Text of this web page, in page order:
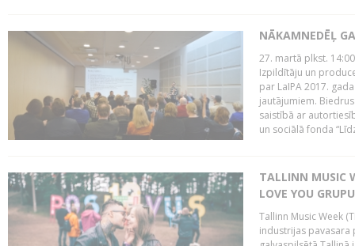
NĀKAMNEDĒĻ
27. martā plkst.
Izpildītāju un
par LaIPA 2017.
jautājumiem.
saistībā ar
un sociālā fonda
TALLINN MUSIC
LOVE YOU
Tallinn Music Week
industrijas pavasara